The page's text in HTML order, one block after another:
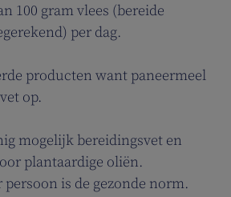
100 gram vlees (bereide
per dag.
producten want paneermeel
op.
mogelijk bereidingsvet en
plantaardige oliën.
persoon is de gezonde norm.